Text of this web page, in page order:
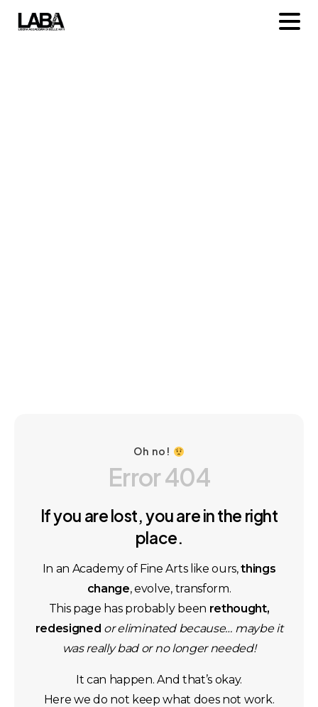
Oh no!
Error404
Ifyou arelost,youareinthe right
place.
In an Academy of Fine Arts like ours,things
change, evolve, transform.
This page has probably been rethought,
redesigned or eliminated because… maybe it
was really bad or no longer needed!
It can happen. And that’s okay.
Here we do not keep what does not work.